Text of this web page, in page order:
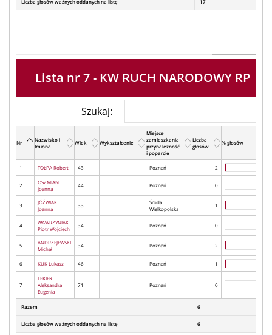
Liczba głosów ważnych oddanych na listę 17
Lista nr 7 - KW RUCH NARODOWY RP
Szukaj:
Nr
Nazwisko i
Imiona
Wiek Wykształcenie
Miejsce
zamieszkania
przynależność
i poparcie
Liczba
głosów
% głosów
1 TOŁPA Robert 43 Poznań 2
2
OSZMIAN
Joanna
44 Poznań 0
3
JÓŹWIAK
Joanna
33
Środa
Wielkopolska
1
4
WAWRZYNIAK
Piotr Wojciech
34 Poznań 0
5
ANDRZEJEWSKI
Michał
34 Poznań 2
6 KUK Łukasz 46 Poznań 1
7
LEKIER
Aleksandra
Eugenia
71 Poznań 0
Razem 6
Liczba głosów ważnych oddanych na listę 6